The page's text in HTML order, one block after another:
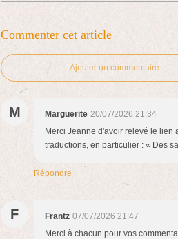
Commenter cet article
Ajouter un commentaire
M Marguerite 20/07/2026 21:34
Merci Jeanne d'avoir relevé le lien
traductions, en particulier : « Des
Répondre
F Frantz 07/07/2026 21:47
Merci à chacun pour vos